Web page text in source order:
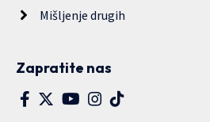
Mišljenje drugih
Zapratite nas